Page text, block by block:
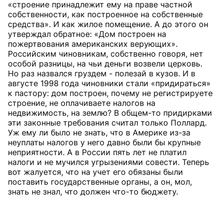
«строение принадлежит ему на праве частной
собственности, как построенное на собственные
средства». И как жилое помещение. А до этого он
утверждал обратное: «Дом построен на
пожертвования американских верующих».
Российским чиновникам, собственно говоря, нет
особой разницы, на чьи деньги возвели церковь.
Но раз назвался груздем - полезай в кузов. И в
августе 1998 года чиновники стали «придираться»
к пастору: дом построен, почему не регистрируете
строение, не оплачиваете налогов на
недвижимость, на землю? В общем-то придирками
эти законные требования считал только Поллард.
Уж ему ли было не знать, что в Америке из-за
неуплаты налогов у него давно были бы крупные
неприятности. А в России пять лет не платил
налоги и не мучился угрызениями совести. Теперь
вот жалуется, что на учет его обязаны были
поставить государственные органы, а он, мол,
знать не знал, что должен что-то бюджету.